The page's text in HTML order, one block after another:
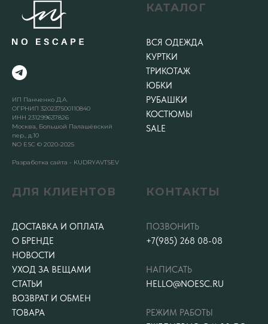
ИП Панченко Д.А.
ОГРНИП 320237500110840
ИНН 231299637826
Москва, Большой Палашёвский
пер., д.10
NO ESC © 2020-2025
Разработка сайта - KUDRYAVTSEV
КАТАЛОГ
ВСЯ ОДЕЖДА
КУРТКИ
ТРИКОТАЖ
ЮБКИ
РУБАШКИ
КОСТЮМЫ
SALE
ДЛЯ КЛИЕНТОВ
ДОСТАВКА И ОПЛАТА
О БРЕНДЕ
НОВОСТИ
УХОД ЗА ВЕЩАМИ
СТАТЬИ
ВОЗВРАТ И ОБМЕН
ТОВАРА
КОНТАКТЫ
ПОЗВОНИТЬ
+7(985) 268 08-08
НАПИСАТЬ
HELLO@NOESC.RU
РЕЖИМ РАБОТЫ